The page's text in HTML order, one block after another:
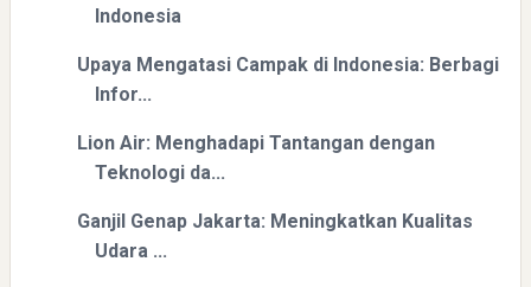
Indonesia
Upaya Mengatasi Campak di Indonesia: Berbagi
Infor...
Lion Air: Menghadapi Tantangan dengan
Teknologi da...
Ganjil Genap Jakarta: Meningkatkan Kualitas
Udara ...